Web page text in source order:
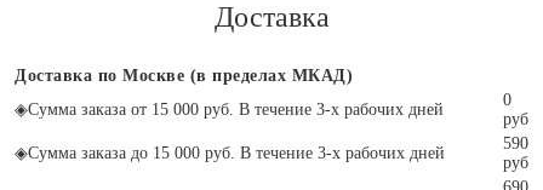
Доставка
Доставка по Москве (в пределах МКАД)
◈Сумма заказа от 15 000 руб. В течение 3-х рабочих дней
0
руб
◈Сумма заказа до 15 000 руб. В течение 3-х рабочих дней
590
руб